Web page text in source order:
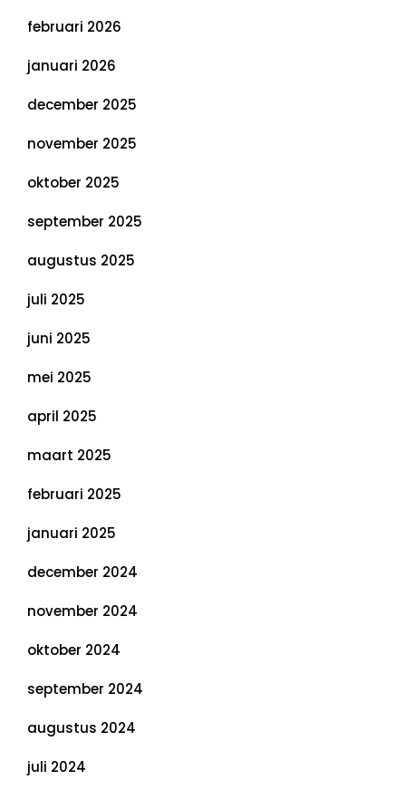
februari 2026
januari 2026
december 2025
november 2025
oktober 2025
september 2025
augustus 2025
juli 2025
juni 2025
mei 2025
april 2025
maart 2025
februari 2025
januari 2025
december 2024
november 2024
oktober 2024
september 2024
augustus 2024
juli 2024